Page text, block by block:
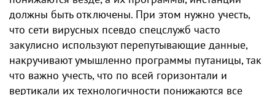
должны быть отключены. При этом нужно учесть,
что сети вирусных псевдо спецслужб часто
закулисно используют перепутывающие данные,
накручивают умышленно программы путаницы, так
что важно учесть, что по всей горизонтали и
вертикали их технологичности понижаются все